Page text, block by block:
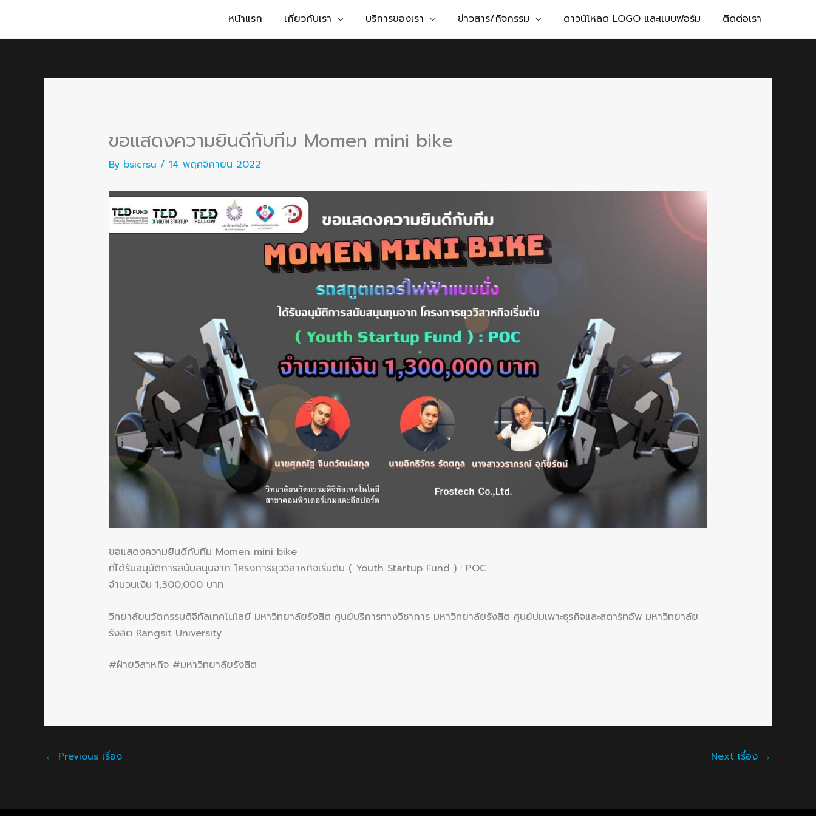
content
หน้าแรก เกี่ยวกับเรา บริการของเรา ข่าวสาร/กิจกรรม ดาวน์โหลด LOGO และแบบฟอร์ม ติดต่อเรา
ขอแสดงความยินดีกับทีม Momen mini bike
By bsicrsu / 14 พฤศจิกายน 2022
ขอแสดงความยินดีกับทีม Momen mini bike
ที่ได้รับอนุมัติการสนับสนุนจาก โครงการยุววิสาหกิจเริ่มต้น ( Youth Startup Fund ) : POC
จำนวนเงิน 1,300,000 บาท
วิทยาลัยนวัตกรรมดิจิทัลเทคโนโลยี มหาวิทยาลัยรังสิต ศูนย์บริการทางวิชาการ มหาวิทยาลัยรังสิต ศูนย์บ่มเพาะธุรกิจและสตาร์ทอัพ มหาวิทยาลัย
รังสิต Rangsit University
#ฝ่ายวิสาหกิจ #มหาวิทยาลัยรังสิต
← Previous เรื่อง Next เรื่อง →